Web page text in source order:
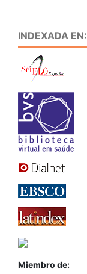
INDEXADA EN:
Miembro de: